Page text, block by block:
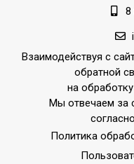
8
Взаимодействуя с
обратной
на
Мы отвечаем за
Политика